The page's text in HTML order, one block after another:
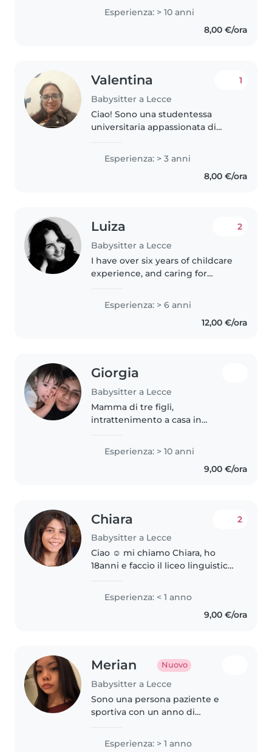
professionalità di bambini dai 2
ai 15 anni. Sono una persona
Esperienza: > 10 anni
8,00 €/ora
Valentina
Babysitter a Lecce
1
Ciao! Sono una studentessa
universitaria appassionata di
esperienza nella cura di bambini
in età prescolare e scolare. Parlo
italiano, francese, inglese e
Esperienza: > 3 anni
8,00 €/ora
Luiza
Babysitter a Lecce
2
I have over six years of childcare
experience, and caring for
part of who I am. I started
babysitting at a young age
Esperienza: > 6 anni
12,00 €/ora
Giorgia
Babysitter a Lecce
Mamma di tre figli,
intrattenimento a casa in
Esperienza: > 10 anni
9,00 €/ora
Chiara
Babysitter a Lecce
2
Ciao ☺️ mi chiamo Chiara, ho
18anni e faccio il liceo linguistico.
cuginetti/e. Sono una ragazza
cordiale e disponibile, mi
piacerebbe fare la babysitter..
Esperienza: < 1 anno
9,00 €/ora
Merian Nuovo
Babysitter a Lecce
Sono una persona paziente e
sportiva con un anno di
Amante della musica, della
Esperienza: > 1 anno